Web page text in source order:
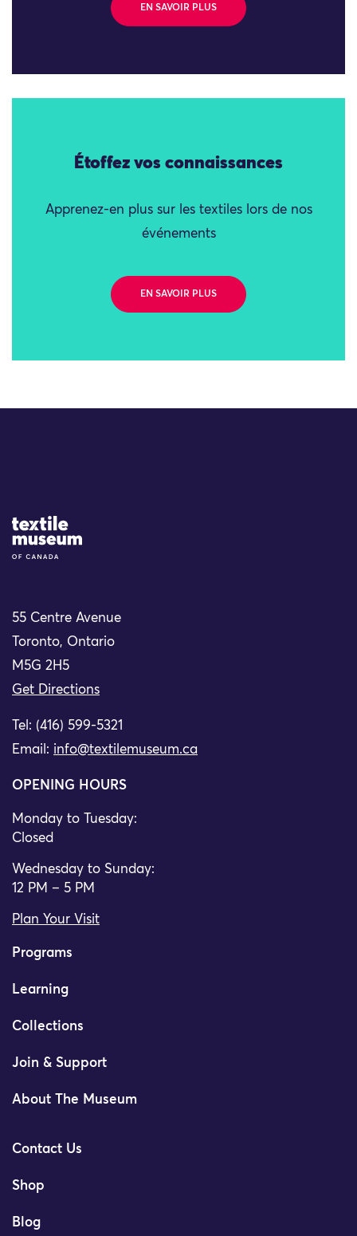
EN SAVOIR PLUS
Étoffez vos connaissances
Apprenez-en plus sur les textiles lors de nos
événements
EN SAVOIR PLUS
Site Logo
55 Centre Avenue
Toronto, Ontario
M5G 2H5
Get Directions
Tel: (416) 599-5321
Email: info@textilemuseum.ca
OPENING HOURS
Monday to Tuesday:
Closed
Wednesday to Sunday:
12 PM – 5 PM
Plan Your Visit
Programs
Learning
Collections
Join & Support
About The Museum
Contact Us
Shop
Blog